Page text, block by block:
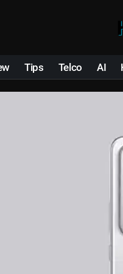
Tips Telco AI